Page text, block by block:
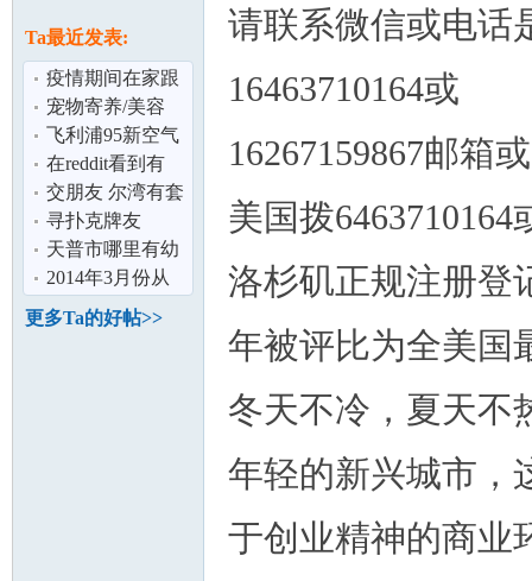
Ta最近发表:
疫情期间在家跟
着智能架子鼓学
习
宠物寄养/美容
飞利浦95新空气
炸锅超低价出 仅
使用1次
在reddit看到有
Amazon皮带免费
送
交朋友 尔湾有套
间出租
寻扑克牌友
天普市哪里有幼
儿舞蹈培训
2014年3月份从
上海到洛杉矶待
产,寻同行者,
更多Ta的好帖>>
请联系微信或电话
16463710164或
16267159867邮箱
美国拨
洛杉矶正规注册登
年被评比为全美国
冬天不冷，夏天不
年轻的新兴城市，
于创业精神的商业